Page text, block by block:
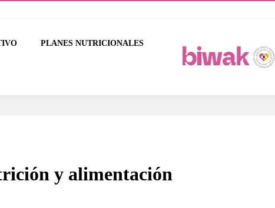
PLANES NUTRICIONALES
y alimentación